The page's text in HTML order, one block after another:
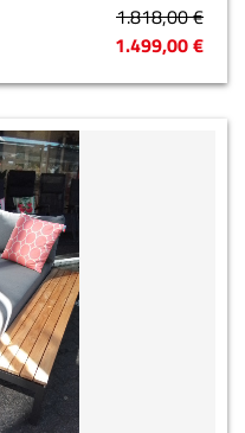
1.818,00 €
1.499,00 €